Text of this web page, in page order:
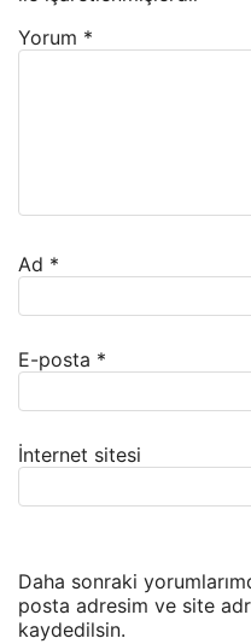
Yorum *
Ad *
E-posta *
İnternet sitesi
Daha sonraki
posta adresim ve site
kaydedilsin.